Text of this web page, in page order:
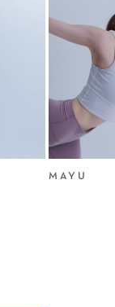
MAYU